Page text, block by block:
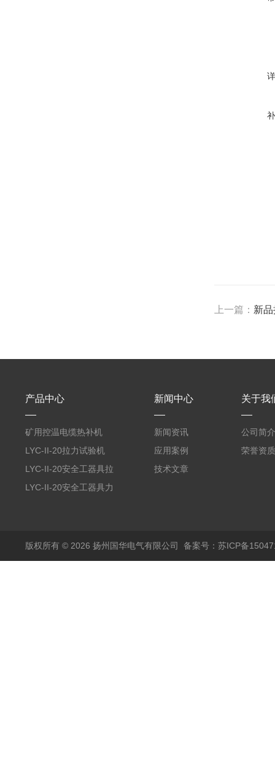
上一篇： 新
产品中心
矿用控温电缆热补机
LYC-II-20拉力试验机
LYC-II-20安全工器具拉
力试验机
LYC-II-20安全工器具力
新闻中心
新闻资讯
应用案例
技术文章
关于我
公司简介
荣誉资质
版权所有 © 2026 扬州国华电气有限公司 备案号：苏ICP备